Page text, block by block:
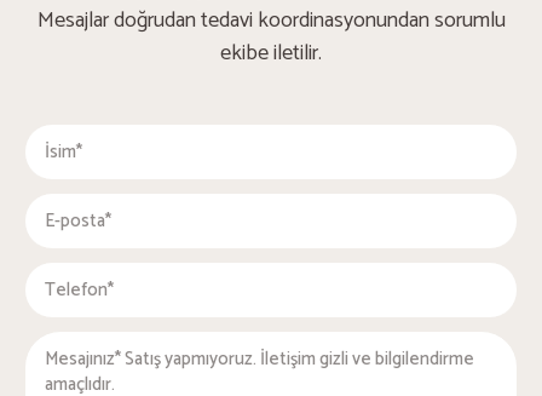
Mesajlar doğrudan tedavi koordinasyonundan sorumlu
ekibe iletilir.